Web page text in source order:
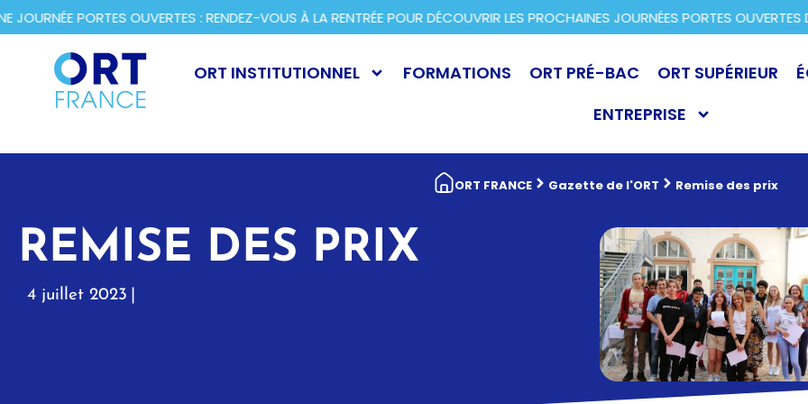
PORTES OUVERTES : RENDEZ-VOUS À LA RENTRÉE POUR DÉCOUVRIR LES PROCHAINES JOURNÉES PORTES OUVERTES
ORT INSTITUTIONNEL FORMATIONS ORT PRÉ-BAC ORT SUPÉRIEUR
ENTREPRISE
ORT FRANCE Gazette de l'ORT Remise des prix
REMISE DES PRIX
4 juillet 2023